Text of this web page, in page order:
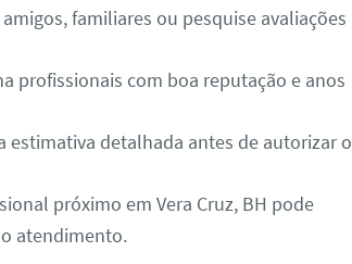
familiares ou pesquise avaliações
profissionais com boa reputação e anos
estimativa detalhada antes de autorizar o
próximo em Vera Cruz, BH pode
atendimento.